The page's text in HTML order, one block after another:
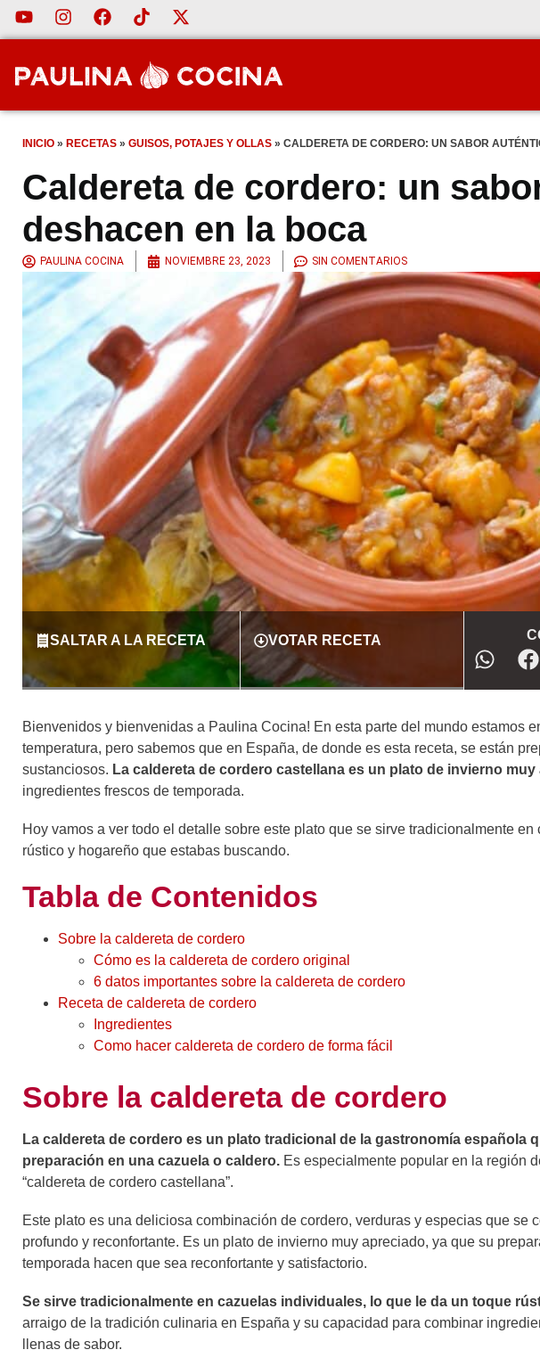
INICIO » RECETAS » GUISOS, POTAJES Y OLLAS » CALDERETA DE CORDERO: UN SABOR
Caldereta de cordero: un
deshacen en la boca
PAULINA COCINA NOVIEMBRE 23, 2023 SIN COMENTARIOS
SALTAR A LA RECETA VOTAR RECETA
Bienvenidos y bienvenidas a Paulina Cocina! En esta parte del mundo estamos
temperatura, pero sabemos que en España, de donde es esta receta, se están
sustanciosos. La caldereta de cordero castellana es un plato de invierno
ingredientes frescos de temporada.
Hoy vamos a ver todo el detalle sobre este plato que se sirve tradicionalmente
rústico y hogareño que estabas buscando.
Tabla de Contenidos
Sobre la caldereta de cordero
Cómo es la caldereta de cordero original
6 datos importantes sobre la caldereta de cordero
Receta de caldereta de cordero
Ingredientes
Como hacer caldereta de cordero de forma fácil
Sobre la caldereta de cordero
La caldereta de cordero es un plato tradicional de la gastronomía española
preparación en una cazuela o caldero. Es especialmente popular en la región
“caldereta de cordero castellana”.
Este plato es una deliciosa combinación de cordero, verduras y especias que se
profundo y reconfortante. Es un plato de invierno muy apreciado, ya que su
temporada hacen que sea reconfortante y satisfactorio.
Se sirve tradicionalmente en cazuelas individuales, lo que le da un toque
arraigo de la tradición culinaria en España y su capacidad para combinar
llenas de sabor.